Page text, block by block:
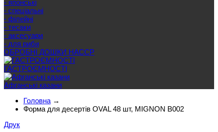
- японські
- спеціальні
- філейні
- тесаки
- аксесуари
- для риби
ОБРОБНІ ДОШКИ HACCP
ГАСТРОЄМНОСТІ
Афганські казани
Головна →
Форма для десертів OVAL 48 шт, MIGNON B002
Друк